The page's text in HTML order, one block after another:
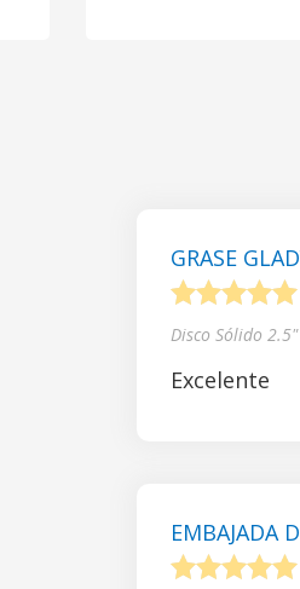
GRASE
Disco Sólido
Excelente
EMBAJADA